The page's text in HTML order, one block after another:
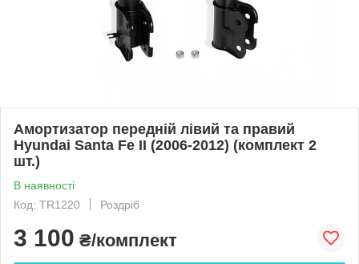
Амортизатор передній лівий та правий
Hyundai Santa Fe II (2006-2012) (комплект 2
шт.)
В наявності
Код: TR1220
Роздріб
3 100 ₴/комплект